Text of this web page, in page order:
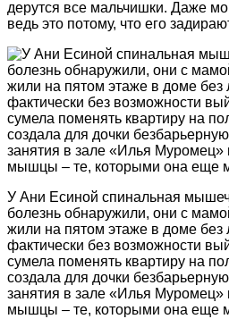
дерутся все мальчишки. Даже
ведь это потому, что его
У Ани Есиной спинальная
болезнь обнаружили, они с
жили на пятом этаже в доме без
фактически без возможности
сумела поменять квартиру на
создала для дочки
занятия в зале «Илья Муромец»
мышцы – те, которыми она еще